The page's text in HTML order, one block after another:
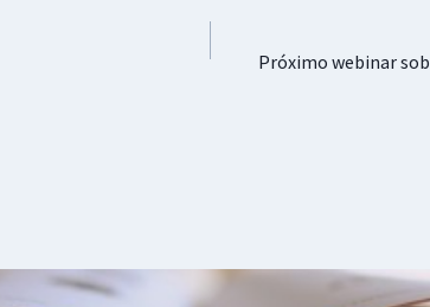
Próximo webinar